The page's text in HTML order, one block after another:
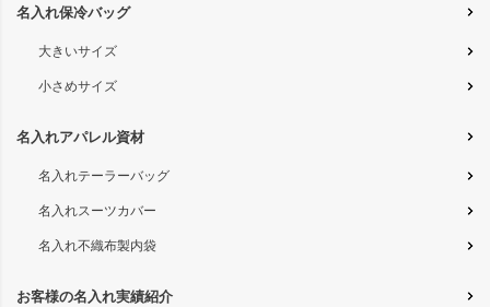
名入れ保冷バッグ
大きいサイズ
小さめサイズ
名入れアパレル資材
名入れテーラーバッグ
名入れスーツカバー
名入れ不織布製内袋
お客様の名入れ実績紹介